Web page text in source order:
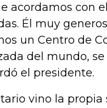
acordamos con
Él muy
un Centro de
del mundo, se
el presidente.
vino la propia